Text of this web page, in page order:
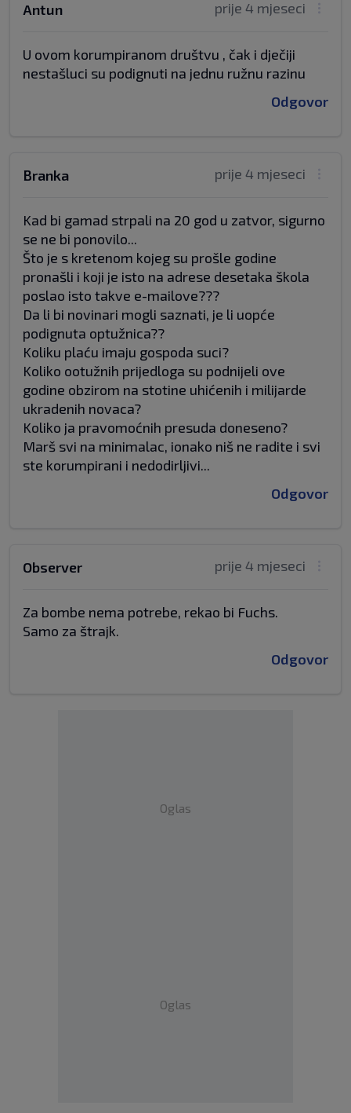
prije 4 mjeseci
Antun
U ovom korumpiranom društvu , čak i dječiji
nestašluci su podignuti na jednu ružnu razinu
Odgovor
prije 4 mjeseci
Branka
Kad bi gamad strpali na 20 god u zatvor, sigurno
se ne bi ponovilo...
Što je s kretenom kojeg su prošle godine
pronašli i koji je isto na adrese desetaka škola
poslao isto takve e-mailove???
Da li bi novinari mogli saznati, je li uopće
podignuta optužnica??
Koliku plaću imaju gospoda suci?
Koliko ootužnih prijedloga su podnijeli ove
godine obzirom na stotine uhićenih i milijarde
ukradenih novaca?
Koliko ja pravomoćnih presuda doneseno?
Marš svi na minimalac, ionako niš ne radite i svi
ste korumpirani i nedodirljivi...
Odgovor
prije 4 mjeseci
Observer
Za bombe nema potrebe, rekao bi Fuchs.
Samo za štrajk.
Odgovor
Oglas
Oglas